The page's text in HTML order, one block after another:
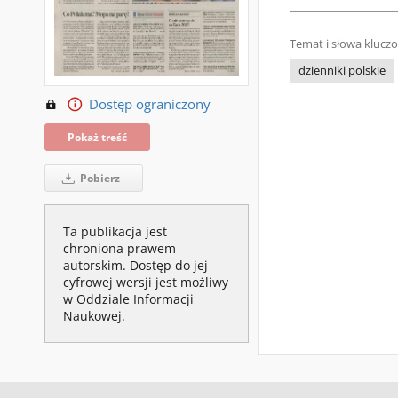
Dostęp ograniczony
Pokaż treść
Pobierz
Ta publikacja jest
chroniona prawem
autorskim. Dostęp do jej
cyfrowej wersji jest możliwy
w Oddziale Informacji
Naukowej.
Temat i słowa
dzienniki polskie